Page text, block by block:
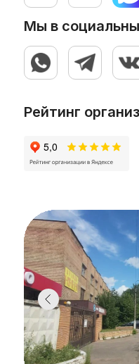
Мы в
Рейтинг